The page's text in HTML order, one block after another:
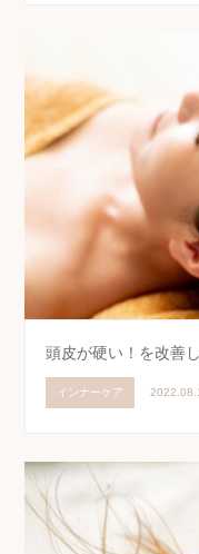
頭皮が硬い！を改善
インナーケア